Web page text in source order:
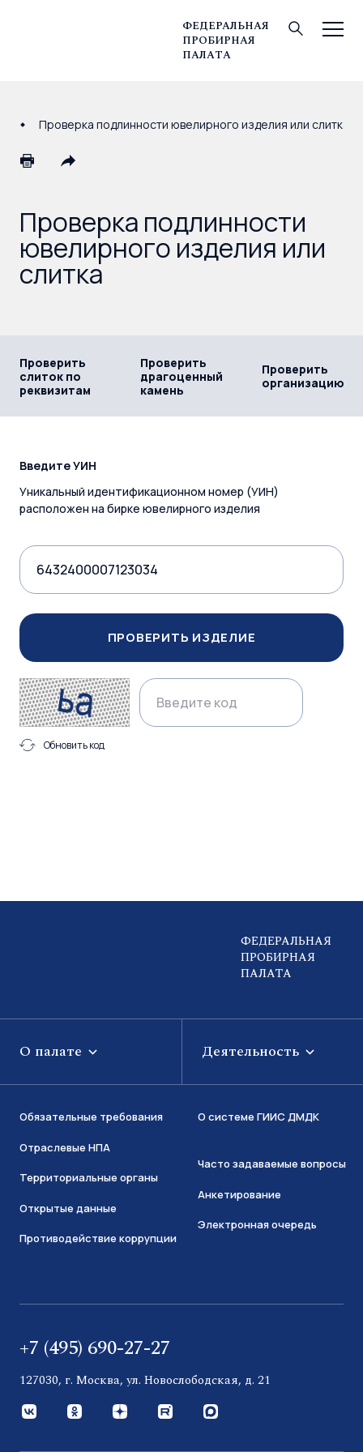
ФЕДЕРАЛЬНАЯ
ПРОБИРНАЯ
ПАЛАТА
© Федеральная пробирная палата, 2026
Проверка подлинности ювелирного изделия или слитка
Проверка подлинности
ювелирного изделия или
слитка
Проверить
слиток по
реквизитам
Проверить
драгоценный
камень
Проверить
организацию
Введите УИН
Уникальный идентификационном номер (УИН)
расположен на бирке ювелирного изделия
ПРОВЕРИТЬ ИЗДЕЛИЕ
Обновить код
ФЕДЕРАЛЬНАЯ
ПРОБИРНАЯ
ПАЛАТА
О палате Деятельность
Обязательные требования
Отраслевые НПА
Территориальные органы
Открытые данные
Противодействие коррупции
О системе ГИИС ДМДК
Часто задаваемые вопросы
Анкетирование
Электронная очередь
+7 (495) 690-27-27
127030, г. Москва, ул. Новослободская, д. 21